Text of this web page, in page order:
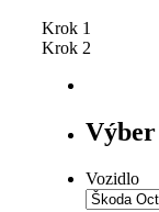
Krok 1
Krok 2
Vozidlo